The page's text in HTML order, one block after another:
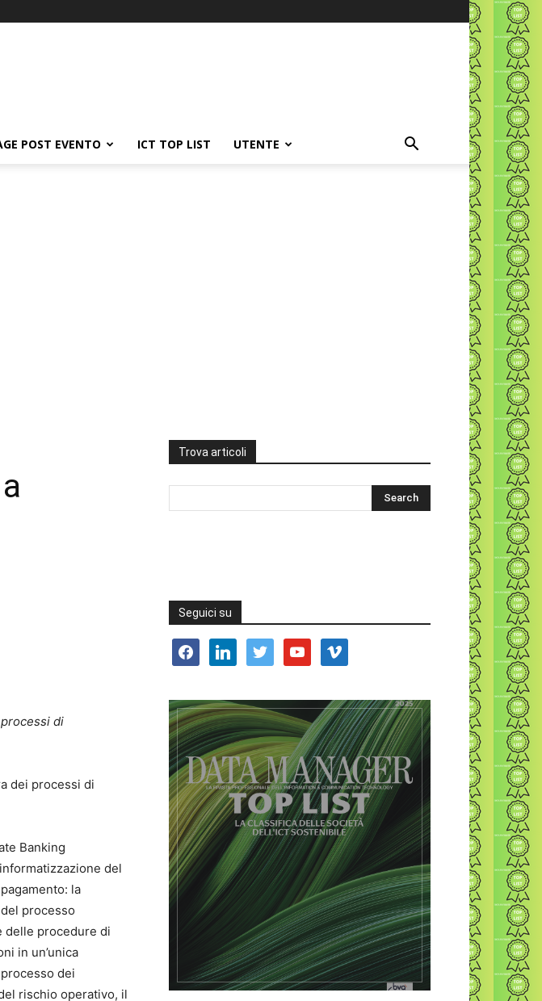
POST EVENTO ICT TOP LIST UTENTE
di
dei processi di
Banking
del
la
processo
delle procedure di
in un’unica
dei
rischio operativo, il
Trova articoli
Seguici su
facebooklinkedin twitter youtube vimeo